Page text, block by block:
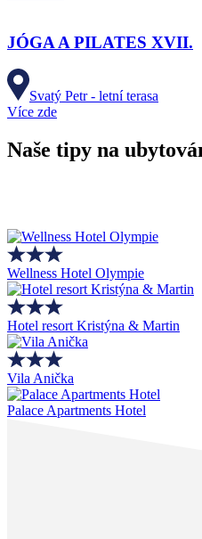
JÓGA A PILATES XVII.
Svatý Petr - letní terasa
Více zde
Naše tipy na
Wellness Hotel Olympie
Hotel resort Kristýna & Martin
Vila Anička
Palace Apartments Hotel